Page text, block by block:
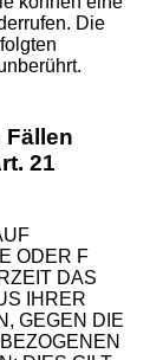
Die
Fällen
21
ODER F
DAS
IHRER
GEGEN DIE